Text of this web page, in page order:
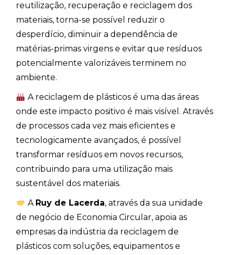
reutilização, recuperação e reciclagem dos
materiais, torna-se possível reduzir o
desperdício, diminuir a dependência de
matérias-primas virgens e evitar que resíduos
potencialmente valorizáveis terminem no
ambiente.
A reciclagem de plásticos é uma das áreas
onde este impacto positivo é mais visível. Através
de processos cada vez mais eficientes e
tecnologicamente avançados, é possível
transformar resíduos em novos recursos,
contribuindo para uma utilização mais
sustentável dos materiais.
A Ruy de Lacerda, através da sua unidade
de negócio de Economia Circular, apoia as
empresas da indústria da reciclagem de
plásticos com soluções, equipamentos e